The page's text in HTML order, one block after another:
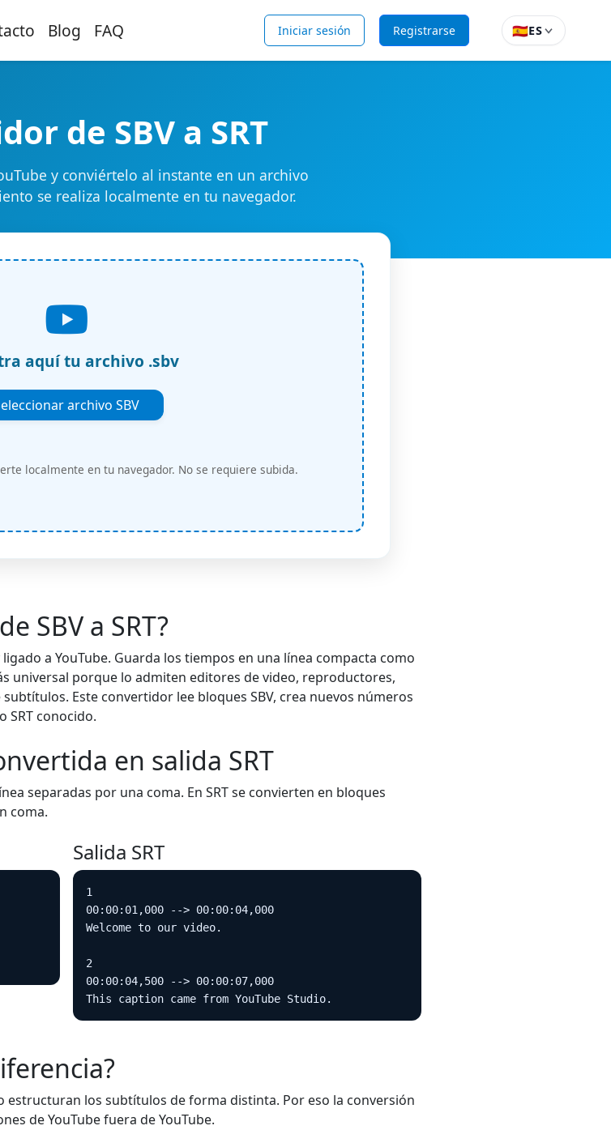
Blog FAQ Iniciar sesión Registrarse 🇪🇸ES
de SBV a SRT
y conviértelo al instante en un archivo
se realiza localmente en tu navegador.
aquí tu archivo .sbv
archivo SBV
localmente en tu navegador. No se requiere subida.
SBV a SRT?
a YouTube. Guarda los tiempos en una línea compacta como
universal porque lo admiten editores de video, reproductores,
Este convertidor lee bloques SBV, crea nuevos números
SRT conocido.
en salida SRT
separadas por una coma. En SRT se convierten en bloques
coma.
Salida SRT
1
00:00:01,000 --> 00:00:04,000
Welcome to our video.
2
00:00:04,500 --> 00:00:07,000
This caption came from YouTube Studio.
los subtítulos de forma distinta. Por eso la conversión
de YouTube fuera de YouTube.